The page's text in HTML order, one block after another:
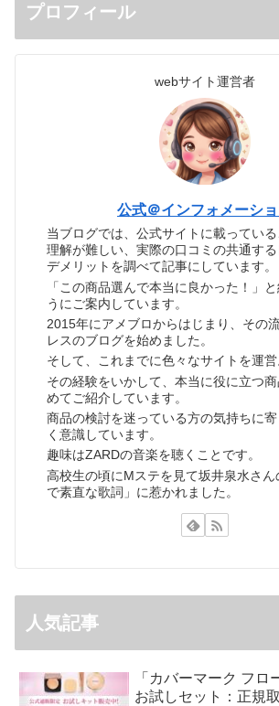
プロフィール
webサイト運営者
公式＠インフォメーシ
当ブログでは、公式サイトに載ってい
理解が難しい、実際の口コミの共通する
デメリットを調べて記事にしています。
「この商品選んで本当に良かった！」
うにご案内しています。
2015年にアメブロからはじまり、その
レスのブログを始めました。
そして、これまでに色々なサイトを運営
その経験をいかして、本当に役に立つ
めてご紹介しています。
商品の検討を迷っている方の気持ちに
く意識しています。
趣味はZARDの音楽を聴くことです。
高校生の頃にMステを見て坂井泉水さん
で素直な歌詞」に惹かれました。
人気記事
「カバーマーク フロ
お試しセット：正規